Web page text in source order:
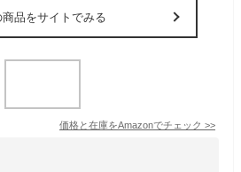
商品をサイトでみる
価格と在庫をAmazonでチェック >>